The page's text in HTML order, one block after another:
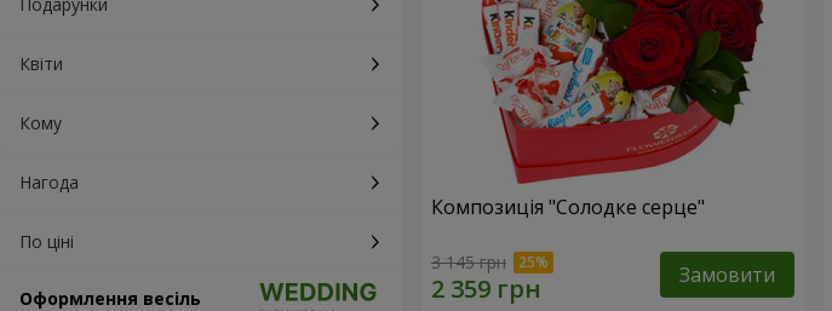
Квіти
Кому
Нагода
По ціні
Оформлення весіль
Композиція "Солодке серце"
3 145 грн Замовити